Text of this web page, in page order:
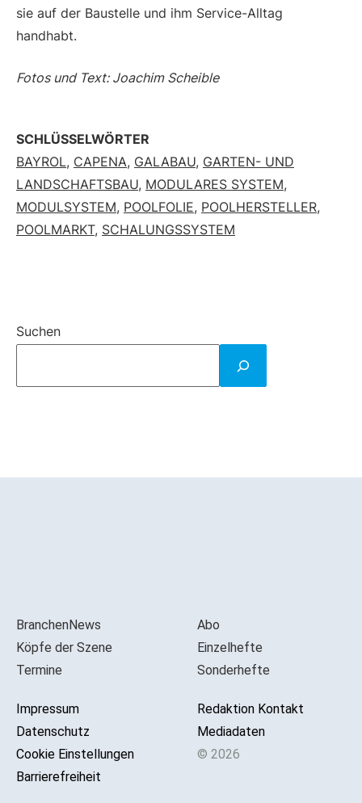
sie auf der Baustelle und ihm Service-Alltag
handhabt.
Fotos und Text: Joachim Scheible
SCHLÜSSELWÖRTER
BAYROL, CAPENA, GALABAU, GARTEN- UND
LANDSCHAFTSBAU, MODULARES SYSTEM,
MODULSYSTEM, POOLFOLIE, POOLHERSTELLER,
POOLMARKT, SCHALUNGSSYSTEM
Suchen
BranchenNews
Köpfe der Szene
Termine
Impressum
Datenschutz
Cookie Einstellungen
Barrierefreiheit
Abo
Einzelhefte
Sonderhefte
Redaktion Kontakt
Mediadaten
© 2026